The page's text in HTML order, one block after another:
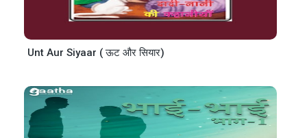
Unt Aur Siyaar ( ऊट और सियार)